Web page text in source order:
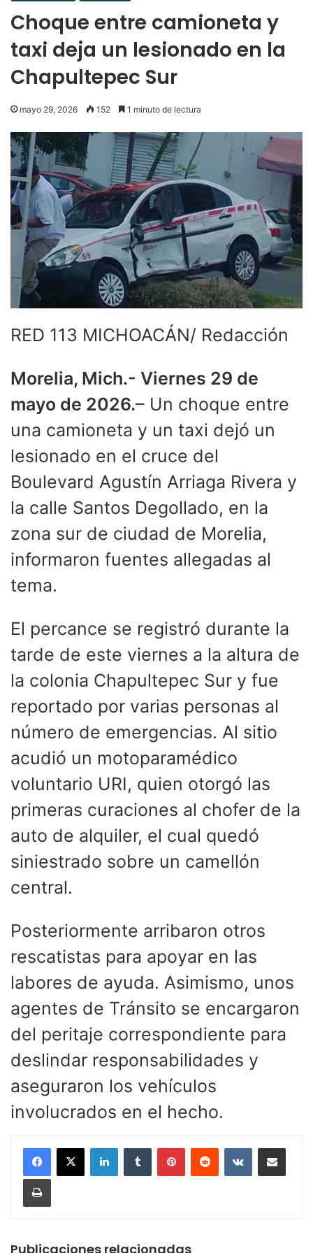
Choque entre camioneta y
taxi deja un lesionado en la
Chapultepec Sur
mayo 29, 2026 152 1 minuto de lectura
RED 113 MICHOACÁN/ Redacción
Morelia, Mich.- Viernes 29 de
mayo de 2026.– Un choque entre
una camioneta y un taxi dejó un
lesionado en el cruce del
Boulevard Agustín Arriaga Rivera y
la calle Santos Degollado, en la
zona sur de ciudad de Morelia,
informaron fuentes allegadas al
tema.
El percance se registró durante la
tarde de este viernes a la altura de
la colonia Chapultepec Sur y fue
reportado por varias personas al
número de emergencias. Al sitio
acudió un motoparamédico
voluntario URI, quien otorgó las
primeras curaciones al chofer de la
auto de alquiler, el cual quedó
siniestrado sobre un camellón
central.
Posteriormente arribaron otros
rescatistas para apoyar en las
labores de ayuda. Asimismo, unos
agentes de Tránsito se encargaron
del peritaje correspondiente para
deslindar responsabilidades y
aseguraron los vehículos
involucrados en el hecho.
LinkedInTumblr PinterestReddit VKontakteCompartir por
Imprimir
Publicaciones relacionadas